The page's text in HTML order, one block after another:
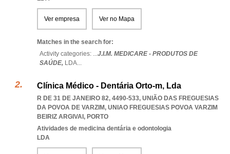
Ver empresa Ver no Mapa
Matches in the search for:
Activity categories: ...J.I.M. MEDICARE - PRODUTOS DE
SAÚDE, LDA...
Clínica Médico - Dentária Orto-m, Lda
R DE 31 DE JANEIRO 82, 4490-533, UNIÃO DAS FREGUESIAS
DA POVOA DE VARZIM, UNIAO FREGUESIAS POVOA VARZIM
BEIRIZ ARGIVAI , PORTO
Atividades de medicina dentária e odontologia
LDA